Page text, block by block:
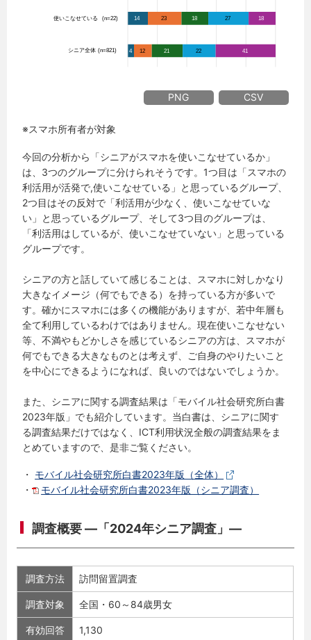
PNG CSV
※スマホ所有者が対象
今回の分析から「シニアがスマホを使いこなせているか」
は、3つのグループに分けられそうです。1つ目は「スマホの
利活用が活発で,使いこなせている」と思っているグループ、
2つ目はその反対で「利活用が少なく、使いこなせていな
い」と思っているグループ、そして3つ目のグループは、
「利活用はしているが、使いこなせていない」と思っている
グループです。
シニアの方と話していて感じることは、スマホに対しかなり
大きなイメージ（何でもできる）を持っている方が多いで
す。確かにスマホには多くの機能がありますが、若中年層も
全て利用しているわけではありません。現在使いこなせない
等、不満やもどかしさを感じているシニアの方は、スマホが
何でもできる大きなものとは考えず、ご自身のやりたいこと
を中心にできるようになれば、良いのではないでしょうか。
また、シニアに関する調査結果は「モバイル社会研究所白書
2023年版」でも紹介しています。当白書は、シニアに関す
る調査結果だけではなく、ICT利用状況全般の調査結果をま
とめていますので、是非ご覧ください。
・ モバイル社会研究所白書2023年版（全体）
・
モバイル社会研究所白書2023年版（シニア調査）
調査概要 ―「2024年シニア調査」―
調査方法 訪問留置調査
調査対象 全国・60～84歳男女
有効回答
1,130